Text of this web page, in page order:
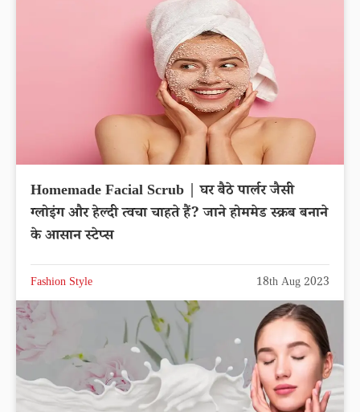
Homemade Facial Scrub | घर बैठे पार्लर जैसी
ग्लोइंग और हेल्दी त्वचा चाहते हैं? जाने होममेड स्क्रब बनाने
के आसान स्टेप्स
Fashion Style 18th Aug 2023